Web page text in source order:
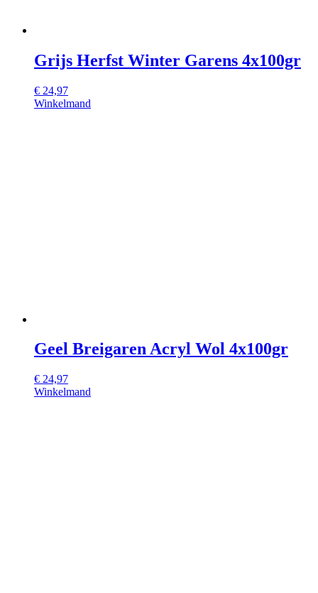
Grijs Herfst Winter Garens 4x100gr
€ 24,97
Winkelmand
Geel Breigaren Acryl Wol 4x100gr
€ 24,97
Winkelmand